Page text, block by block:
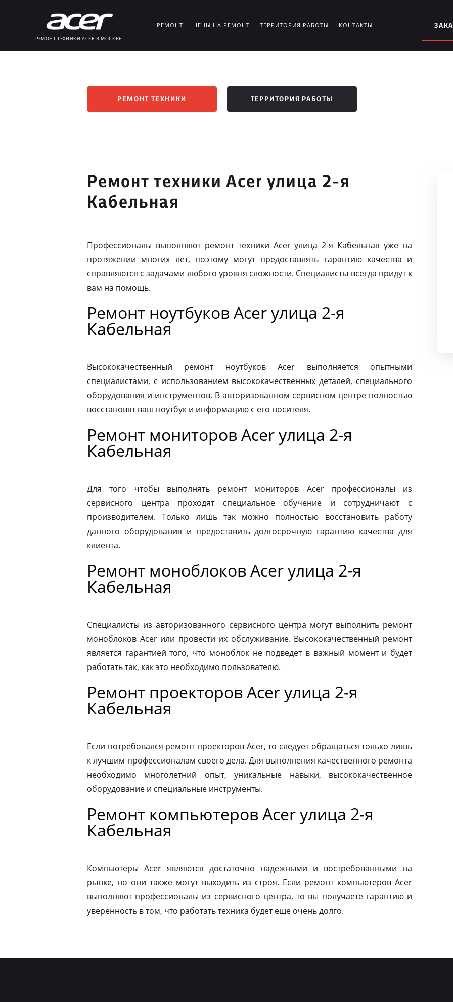
РЕМОНТ ТЕХНИКИ ACER В МОСКВЕ
РЕМОНТ ЦЕНЫ НА РЕМОНТ ТЕРРИТОРИЯ РАБОТЫ КОНТАКТЫ
РЕМОНТ ТЕХНИКИ ТЕРРИТОРИЯ РАБОТЫ
Ремонт техники Acer улица 2-я
Кабельная
Профессионалы выполняют ремонт техники Acer улица 2-я Кабельная уже на
протяжении многих лет, поэтому могут предоставлять гарантию качества и
справляются с задачами любого уровня сложности. Специалисты всегда придут к
вам на помощь.
Ремонт ноутбуков Acer улица 2-я
Кабельная
Высококачественный ремонт ноутбуков Acer выполняется опытными
специалистами, с использованием высококачественных деталей, специального
оборудования и инструментов. В авторизованном сервисном центре полностью
восстановят ваш ноутбук и информацию с его носителя.
Ремонт мониторов Acer улица 2-я
Кабельная
Для того чтобы выполнять ремонт мониторов Acer профессионалы из
сервисного центра проходят специальное обучение и сотрудничают с
производителем. Только лишь так можно полностью восстановить работу
данного оборудования и предоставить долгосрочную гарантию качества для
клиента.
Ремонт моноблоков Acer улица 2-я
Кабельная
Специалисты из авторизованного сервисного центра могут выполнить ремонт
моноблоков Acer или провести их обслуживание. Высококачественный ремонт
является гарантией того, что моноблок не подведет в важный момент и будет
работать так, как это необходимо пользователю.
Ремонт проекторов Acer улица 2-я
Кабельная
Если потребовался ремонт проекторов Acer, то следует обращаться только лишь
к лучшим профессионалам своего дела. Для выполнения качественного ремонта
необходимо многолетний опыт, уникальные навыки, высококачественное
оборудование и специальные инструменты.
Ремонт компьютеров Acer улица 2-я
Кабельная
Компьютеры Acer являются достаточно надежными и востребованными на
рынке, но они также могут выходить из строя. Если ремонт компьютеров Acer
выполняют профессионалы из сервисного центра, то вы получаете гарантию и
уверенность в том, что работать техника будет еще очень долго.